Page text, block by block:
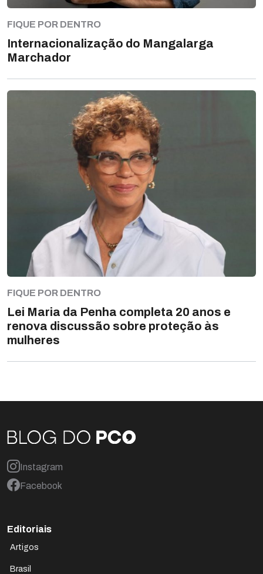
FIQUE POR DENTRO
Internacionalização do Mangalarga
Marchador
FIQUE POR DENTRO
Lei Maria da Penha completa 20 anos e
renova discussão sobre proteção às
mulheres
Instagram
Facebook
Editoriais
Artigos
Brasil